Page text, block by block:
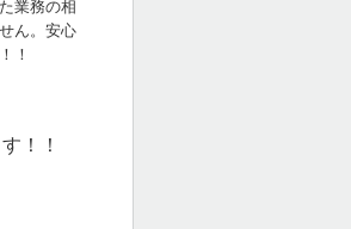
業務の相
ん。安心
！
！！